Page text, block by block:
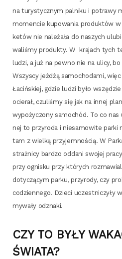
na tury­stycz­nym pal­ni­ku i potra­wy
momen­cie kupo­wa­nia pro­duk­tów
ke­tów nie nale­ża­ła do naszych
wa­li­śmy pro­duk­ty. W
kra­jach tych
ludzi, a już na pew­no nie na uli­cy,
Wszy­scy jeż­dżą samo­cho­da­mi,
Łaciń­skiej, gdzie ludzi było
ocie­rał, czu­li­śmy się jak na innej
wypo­ży­czo­ny samo­chód. To co
nej to przy­ro­da i nie­sa­mo­wi­te par­ki
tam z wiel­ką przy­jem­no­ścią. W
straż­ni­cy bar­dzo odda­ni swo­jej
przy ogni­sku przy któ­rych
doty­czą­cym par­ku, przy­ro­dy, czy
codzien­ne­go. Dzie­ci uczest­ni­czy­ły
my­wa­ły odznaki.
CZY TO BYŁY
ŚWIATA?